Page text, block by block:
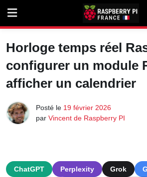
content
Horloge temps réel
configurer un module
afficher un calendrier
Posté le 19 février 2026
par Vincent de Raspberry PI
ChatGPT Perplexity Grok